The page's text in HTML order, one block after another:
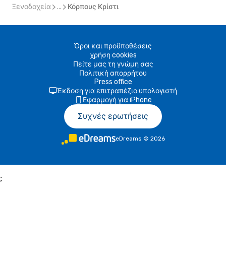
Ξενοδοχεία ... Κόρπους Κρίστι
Όροι και προϋποθέσεις
χρήση cookies
Πείτε μας τη γνώμη σας
Πολιτική απορρήτου
Press office
Έκδοση για επιτραπέζιο υπολογιστή
Εφαρμογή για iPhone
Συχνές ερωτήσεις
eDreams © 2026
;